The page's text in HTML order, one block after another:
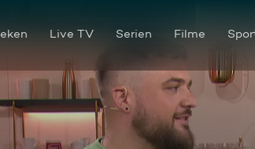
Live TV Serien Filme